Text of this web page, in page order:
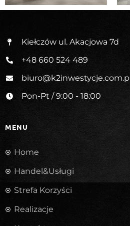
Kiełczów ul. Akacjowa 7d
+48 660 524 489
biuro@k2inwestycje.com.pl
Pon-Pt / 9:00 - 18:00
MENU
Home
Handel&Usługi
Strefa Korzyści
Realizacje